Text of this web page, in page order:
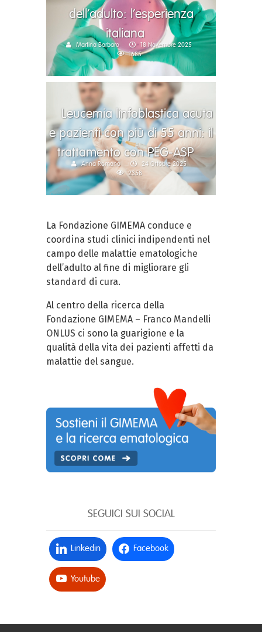
dell’adulto: l’esperienza
italiana
Martina Barbaro
18 Novembre 2025
1685
Leucemia linfoblastica acuta
e pazienti con più di 55 anni: il
trattamento con PEG-ASP
Anna Romano
24 Ottobre 2025
2358
La Fondazione GIMEMA conduce e
coordina studi clinici indipendenti nel
campo delle malattie ematologiche
dell’adulto al fine di migliorare gli
standard di cura.
Al centro della ricerca della
Fondazione GIMEMA – Franco Mandelli
ONLUS ci sono la guarigione e la
qualità della vita dei pazienti affetti da
malattie del sangue.
SEGUICI SUI SOCIAL
Linkedin Facebook
Youtube